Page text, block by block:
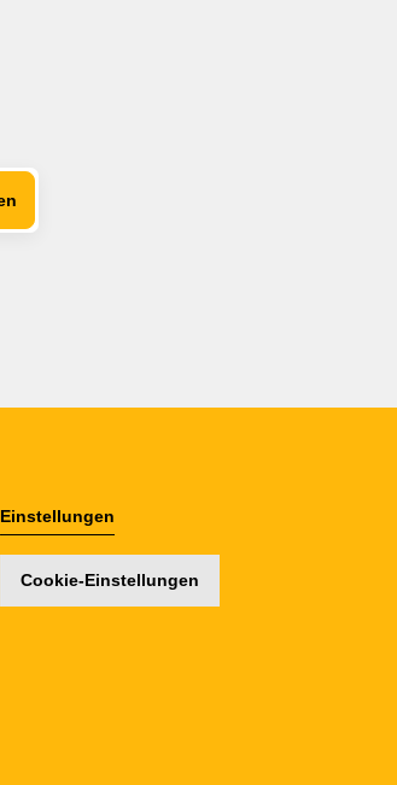
Einstellungen
Cookie-Einstellungen